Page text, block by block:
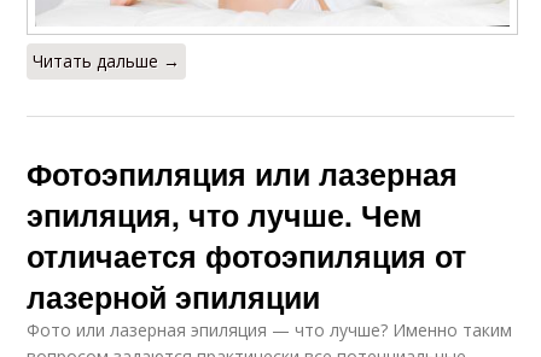
Читать дальше →
Фотоэпиляция или лазерная
эпиляция, что лучше. Чем
отличается фотоэпиляция от
лазерной эпиляции
Фото или лазерная эпиляция — что лучше? Именно таким